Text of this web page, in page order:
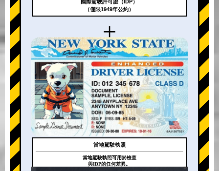
+
國際駕駛許可證（IDP）
（僅限1949年公約）
當地駕駛執照
當地駕駛執照可用於檢查
與IDP的任何差異。